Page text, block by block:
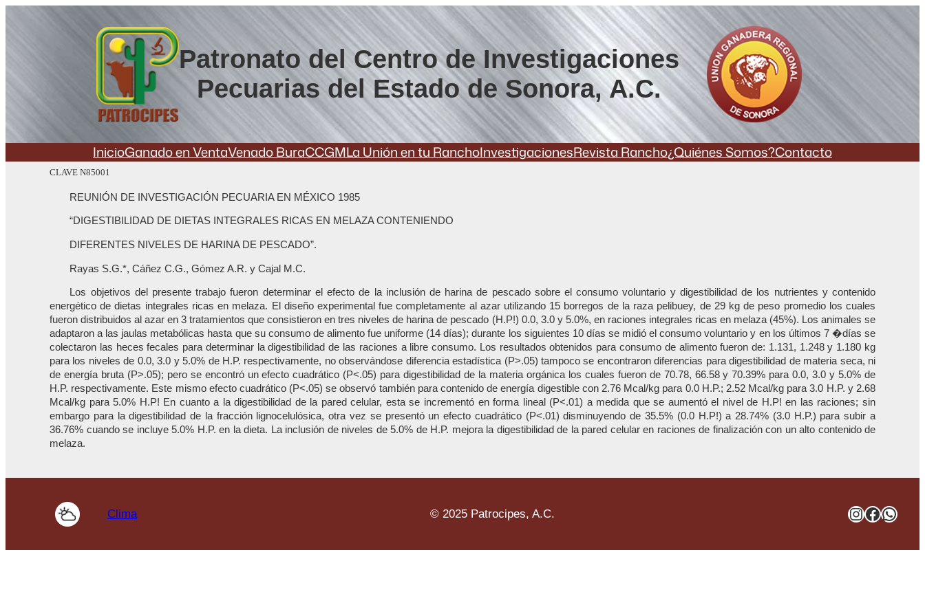
Patronato del Centro de Investigaciones
Pecuarias del Estado de Sonora, A.C.
InicioGanado en VentaVenado BuraCCGMLa Unión en tu RanchoInvestigacionesRevista Rancho¿Quiénes Somos?Contacto
CLAVE N85001
REUNIÓN DE INVESTIGACIÓN PECUARIA EN MÉXICO 1985
“DIGESTIBILIDAD DE DIETAS INTEGRALES RICAS EN MELAZA CONTENIENDO
DIFERENTES NIVELES DE HARINA DE PESCADO”.
Rayas S.G.*, Cáñez C.G., Gómez A.R. y Cajal M.C.
Los objetivos del presente trabajo fueron determinar el efecto de la inclusión de harina de pescado sobre el consumo voluntario y digestibilidad de los nutrientes y contenido
energético de dietas integrales ricas en melaza. El diseño experimental fue completamente al azar utilizando 15 borregos de la raza pelibuey, de 29 kg de peso promedio los cuales
fueron distribuidos al azar en 3 tratamientos que consistieron en tres niveles de harina de pescado (H.P!) 0.0, 3.0 y 5.0%, en raciones integrales ricas en melaza (45%). Los animales se
adaptaron a las jaulas metabólicas hasta que su consumo de alimento fue uniforme (14 días); durante los siguientes 10 días se midió el consumo voluntario y en los últimos 7 �días se
colectaron las heces fecales para determinar la digestibilidad de las raciones a libre consumo. Los resultados obtenidos para consumo de alimento fueron de: 1.131, 1.248 y 1.180 kg
para los niveles de 0.0, 3.0 y 5.0% de H.P. respectivamente, no observándose diferencia estadística (P>.05) tampoco se encontraron diferencias para digestibilidad de materia seca, ni
de energía bruta (P>.05); pero se encontró un efecto cuadrático (P<.05) para digestibilidad de la materia orgánica los cuales fueron de 70.78, 66.58 y 70.39% para 0.0, 3.0 y 5.0% de
H.P. respectivamente. Este mismo efecto cuadrático (P<.05) se observó también para contenido de energía digestible con 2.76 Mcal/kg para 0.0 H.P.; 2.52 Mcal/kg para 3.0 H.P. y 2.68
Mcal/kg para 5.0% H.P! En cuanto a la digestibilidad de la pared celular, esta se incrementó en forma lineal (P<.01) a medida que se aumentó el nivel de H.P! en las raciones; sin
embargo para la digestibilidad de la fracción lignocelulósica, otra vez se presentó un efecto cuadrático (P<.01) disminuyendo de 35.5% (0.0 H.P!) a 28.74% (3.0 H.P.) para subir a
36.76% cuando se incluye 5.0% H.P. en la dieta. La inclusión de niveles de 5.0% de H.P. mejora la digestibilidad de la pared celular en raciones de finalización con un alto contenido de
melaza.
Clima © 2025 Patrocipes, A.C.